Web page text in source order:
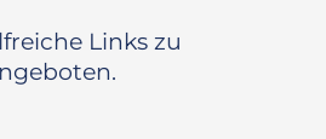
Links zu